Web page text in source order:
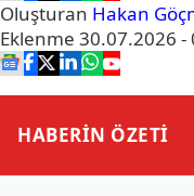
Oluşturan Hakan
Eklenme 30.07.2026 -
HABERİN ÖZETİ